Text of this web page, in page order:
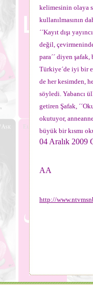
kelimesinin olaya
kullanılmasının
´´Kayıt dışı
değil,
para´´ diyen
Türkiye´de iyi bir
de her kesimden,
söyledi. Yabancı
getiren Şafak,
okutuyor,
büyük bir kısmı
04 Aralık 2009
AA
http://